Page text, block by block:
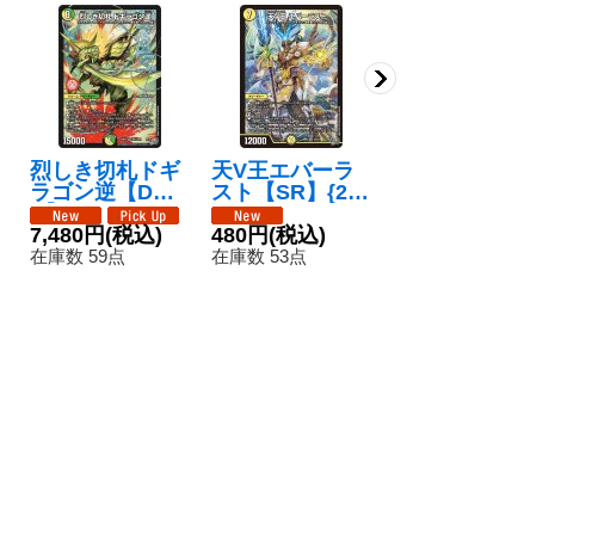
烈しき切札ドギ
ラゴン逆【DM
R】{26RP2DM
1/DM1}《多》
7,480円(税込)
在庫数 59点
天V王エバーラ
スト【SR】{26
RP2S2/S11}
《光》
480円(税込)
在庫数 53点